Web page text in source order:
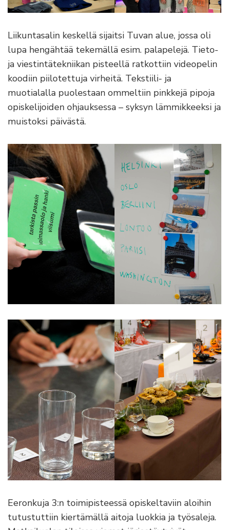
Liikuntasalin keskellä sijaitsi Tuvan alue, jossa oli
lupa hengähtää tekemällä esim. palapelejä. Tieto-
ja viestintätekniikan pisteellä ratkottiin videopelin
koodiin piilotettuja virheitä. Tekstiili- ja
muotialalla puolestaan ommeltiin pinkkejä pipoja
opiskelijoiden ohjauksessa – syksyn lämmikkeeksi ja
muistoksi päivästä.
Eeronkuja 3:n toimipisteessä opiskeltaviin aloihin
tutustuttiin kiertämällä aitoja luokkia ja työsaleja.